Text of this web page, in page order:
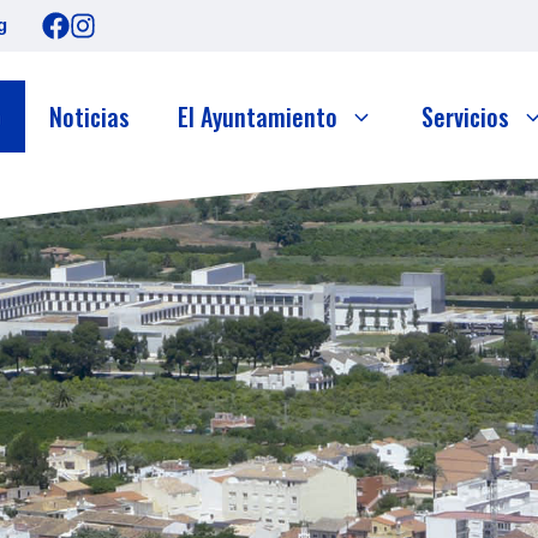
Noticias El Ayuntamiento Servicios